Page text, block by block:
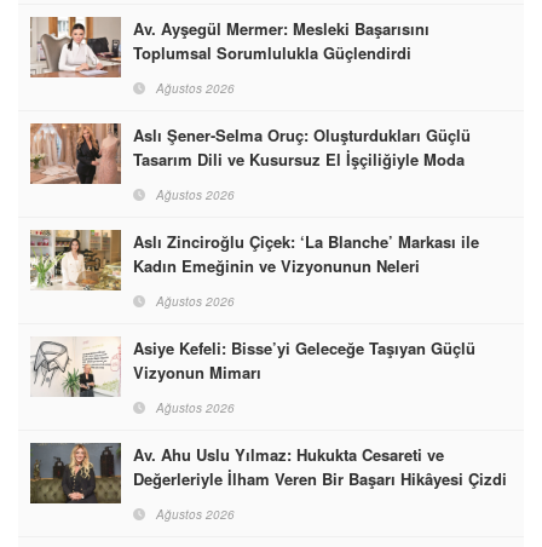
Av. Ayşegül Mermer: Mesleki Başarısını
Toplumsal Sorumlulukla Güçlendirdi
Ağustos 2026
Aslı Şener-Selma Oruç: Oluşturdukları Güçlü
Tasarım Dili ve Kusursuz El İşçiliğiyle Moda
Ağustos 2026
Aslı Zinciroğlu Çiçek: ‘La Blanche’ Markası ile
Kadın Emeğinin ve Vizyonunun Neleri
Ağustos 2026
Asiye Kefeli: Bisse’yi Geleceğe Taşıyan Güçlü
Vizyonun Mimarı
Ağustos 2026
Av. Ahu Uslu Yılmaz: Hukukta Cesareti ve
Değerleriyle İlham Veren Bir Başarı Hikâyesi Çizdi
Ağustos 2026